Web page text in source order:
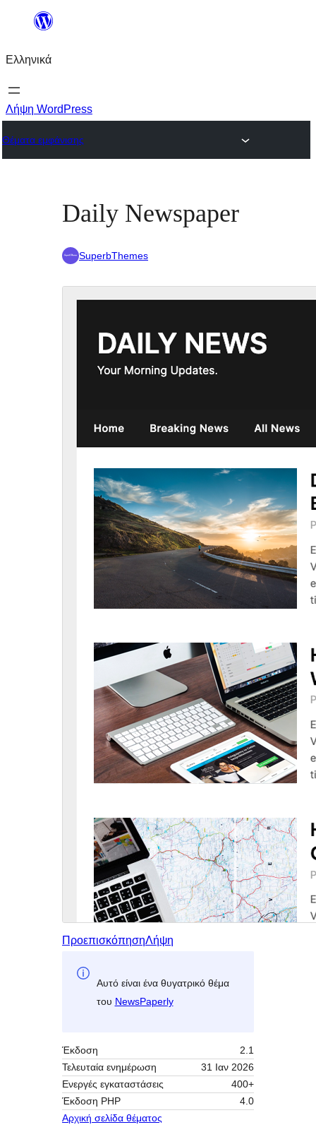
Μετάβαση
περιεχόμενο
Ελληνικά
Λήψη WordPress
Θέματα εμφάνισης
Daily Newspaper
SuperbThemes
ΠροεπισκόπησηΛήψη
Αυτό είναι ένα θυγατρικό θέμα
του NewsPaperly
Έκδοση
2.1
Τελευταία ενημέρωση
31 Ιαν 2026
Ενεργές εγκαταστάσεις
400+
Έκδοση ΡΗΡ
4.0
Αρχική σελίδα θέματος